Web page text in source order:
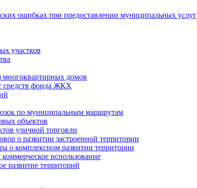
ошибках при предоставлении муниципальных услуг
участков
домов
средств фонда ЖКХ
по муниципальным маршрутам
объектов
уличной торговли
о развитии застроенной территории
о комплексном развитии территории
использование
развитие территорий